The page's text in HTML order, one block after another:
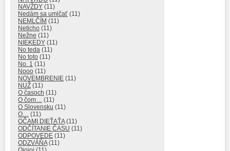
NAVŽDY (11)
Nedám sa umlčať (11)
NEMLČÍM (11)
Neticho (11)
Nežne (11)
NIEKEDY (11)
No teda (11)
No toto (11)
No. 1 (11)
Nooo (11)
NOVEMBRENIE (11)
NUŽ (11)
O časoch (11)
O čom… (11)
O Slovensku (11)
O… (11)
OČAMI DIEŤAŤA(11)
ODČÍTANIE ČASU (11)
ODPOVEDE (11)
ODZVÁŇA(11)